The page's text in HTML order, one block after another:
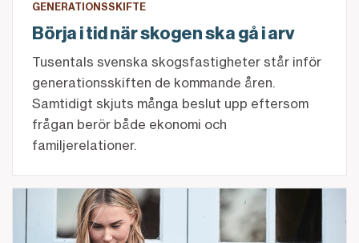
GENERATIONSSKIFTE
Börja i tid när skogen ska gå i arv
Tusentals svenska skogsfastigheter står inför
generationsskiften de kommande åren.
Samtidigt skjuts många beslut upp eftersom
frågan berör både ekonomi och
familjerelationer.
Vilken är den bästa bolåneräntan?